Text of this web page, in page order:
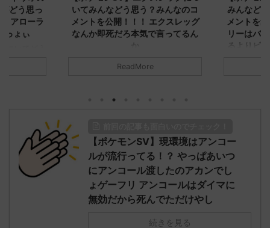
どう思っ
アローラ
っょぃ
リージョ
ただダグト
れたウミト
0702
めた！ (ﾜｯﾁ
いてみんなどう思う？みんなのコ
メントを公開！！！ エクスレッグ
なんか即死だろ本気で言ってるん
か
う思ってる？ 初めの記事 元のス
2023/06/28(水)
01:07:00.69ID:oUI00NrJ0 エクスレ
ッグヘルムかっこいいから助かる 名
無しさん0971 0971 名無しさん、君に
決めた！ (ﾜｯﾁｮｲW b524-NwUu)
2023/06/28(水 ...
ReadMore
みんなど
メントを
リーはバ
るよりビ
2023/06/
たラウドボ
しさん0624
【ポケモンSV】現環境はアンコー
ルが流行ってる！？ やっぱあいつ
にアンコール渡したのアカンでし
ょゲーフリ アンコールはダイマに
無効だから死んでただけやし
続きを見る